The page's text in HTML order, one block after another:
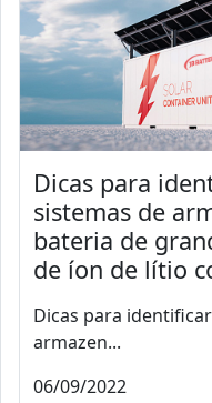
Dicas para
sistemas de
bateria de
de íon de lítio
Dicas para
armazen...
06/09/2022